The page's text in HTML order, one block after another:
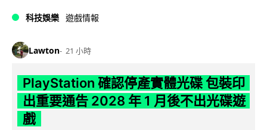
科技娛樂 遊戲情報
Lawton 21 小時
PlayStation 確認停產實體光碟 包裝印
出重要通告 2028 年 1 月後不出光碟遊
戲